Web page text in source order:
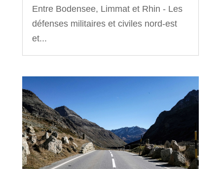
Entre Bodensee, Limmat et Rhin - Les
défenses militaires et civiles nord-est
et...